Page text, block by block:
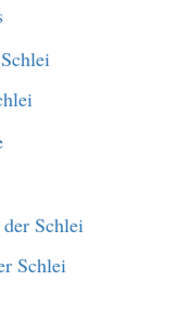
Schlei